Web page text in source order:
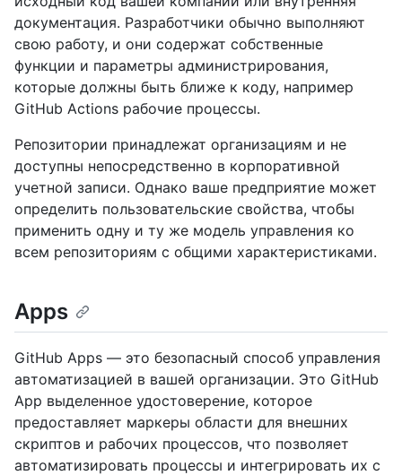
документация. Разработчики обычно выполняют
свою работу, и они содержат собственные
функции и параметры администрирования,
которые должны быть ближе к коду, например
GitHub Actions рабочие процессы.
Репозитории принадлежат организациям и не
доступны непосредственно в корпоративной
учетной записи. Однако ваше предприятие может
определить пользовательские свойства, чтобы
применить одну и ту же модель управления ко
всем репозиториям с общими характеристиками.
Apps
GitHub Apps — это безопасный способ управления
автоматизацией в вашей организации. Это GitHub
App выделенное удостоверение, которое
предоставляет маркеры области для внешних
скриптов и рабочих процессов, что позволяет
автоматизировать процессы и интегрировать их с